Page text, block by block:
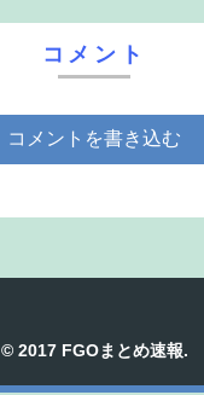
コメント
コメントを書き込む
© 2017 FGOまとめ速報.